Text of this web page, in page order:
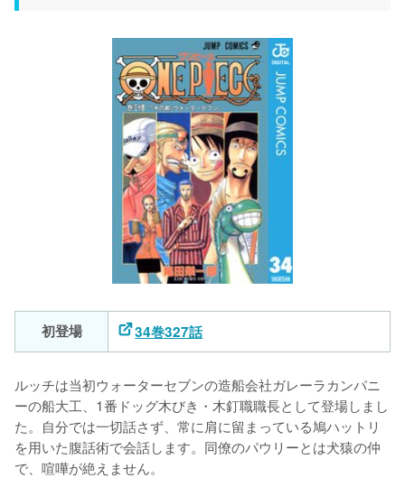
初登場 34巻327話
ルッチは当初ウォーターセブンの造船会社ガレーラカンパニ
ーの船大工、1番ドッグ木びき・木釘職職長として登場しまし
た。自分では一切話さず、常に肩に留まっている鳩ハットリ
を用いた腹話術で会話します。同僚のパウリーとは犬猿の仲
で、喧嘩が絶えません。